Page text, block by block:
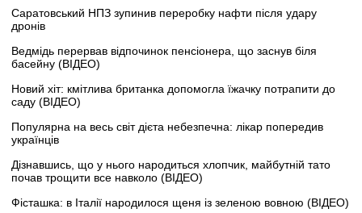
Саратовський НПЗ зупинив переробку нафти після удару
дронів
Ведмідь перервав відпочинок пенсіонера, що заснув біля
басейну (ВІДЕО)
Новий хіт: кмітлива британка допомогла їжачку потрапити до
саду (ВІДЕО)
Популярна на весь світ дієта небезпечна: лікар попередив
українців
Дізнавшись, що у нього народиться хлопчик, майбутній тато
почав трощити все навколо (ВІДЕО)
Фісташка: в Італії народилося щеня із зеленою вовною (ВІДЕО)